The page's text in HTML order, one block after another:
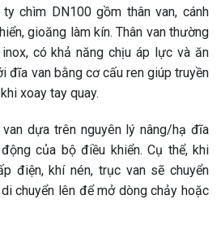
chìm DN100 gồm thân van, cánh
gioăng làm kín. Thân van thường
có khả năng chịu áp lực và ăn
đĩa van bằng cơ cấu ren giúp truyền
xoay tay quay.
dựa trên nguyên lý nâng/hạ đĩa
của bộ điều khiển. Cụ thể, khi
điện, khí nén, trục van sẽ chuyển
chuyển lên để mở dòng chảy hoặc